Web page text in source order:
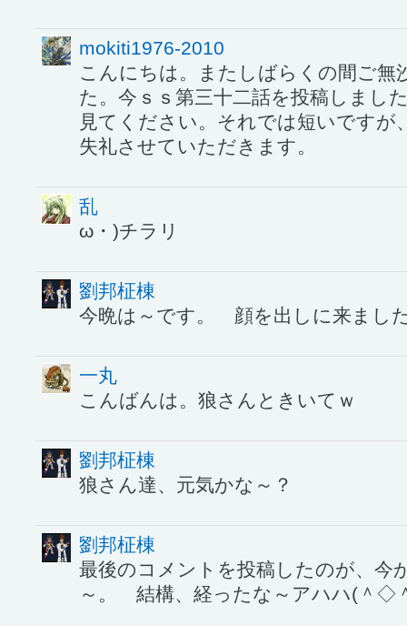
mokiti1976-2010
こんにちは。またしばらくの間ご無
た。今ｓｓ第三十二話を投稿しまし
見てください。それでは短いですが
失礼させていただきます。
乱
ω・)チラリ
劉邦柾棟
今晩は～です。 顔を出しに来まし
一丸
こんばんは。狼さんときいてｗ
劉邦柾棟
狼さん達、元気かな～？
劉邦柾棟
最後のコメントを投稿したのが、今
～。 結構、経ったな～アハハ(＾◇